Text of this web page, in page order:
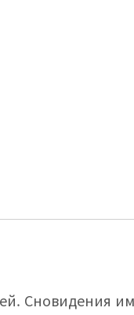
Сновидения